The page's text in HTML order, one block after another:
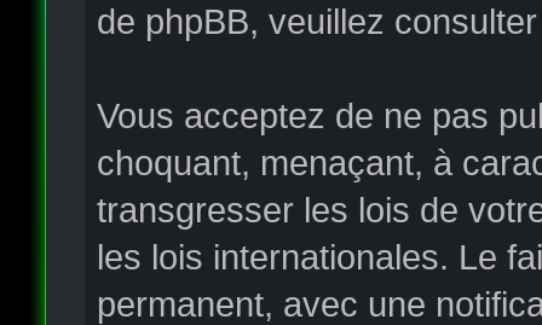
de phpBB, veuillez
Vous acceptez de ne pas
choquant, menaçant, à
transgresser les lois de
les lois internationales. Le
permanent, avec une